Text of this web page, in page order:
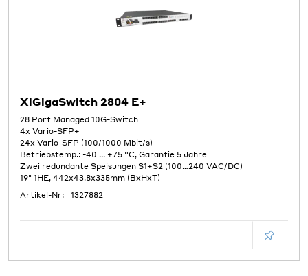
XiGigaSwitch 2804 E+
28 Port Managed 10G-Switch
4x Vario-SFP+
24x Vario-SFP (100/1000 Mbit/s)
Betriebstemp.: -40 ... +75 °C, Garantie 5 Jahre
Zwei redundante Speisungen S1+S2 (100…240 VAC/DC)
19" 1HE, 442x43.8x335mm (BxHxT)
Artikel-Nr:
1327882